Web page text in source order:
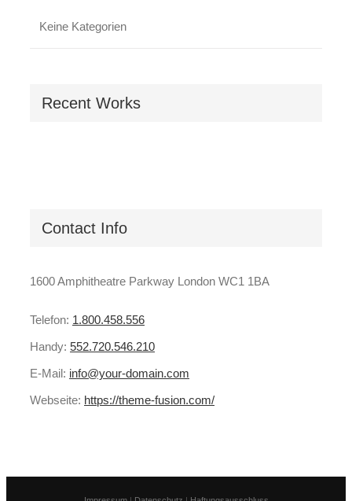
Keine Kategorien
Recent Works
Contact Info
1600 Amphitheatre Parkway London WC1 1BA
Telefon: 1.800.458.556
Handy: 552.720.546.210
E-Mail: info@your-domain.com
Webseite: https://theme-fusion.com/